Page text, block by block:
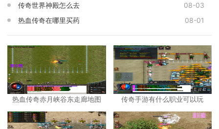
传奇世界神殿怎么去
08-03
热血传奇在哪里买药
08-01
热血传奇赤月峡谷东走廊地图 传奇手游有什么职业可以玩